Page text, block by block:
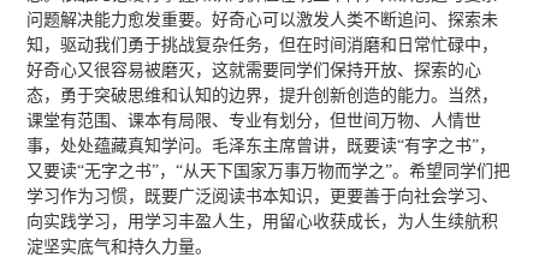
问题解决能力愈发重要。好奇心可以激发人类不断追问、探索未
知，驱动我们勇于挑战复杂任务，但在时间消磨和日常忙碌中，
好奇心又很容易被磨灭，这就需要同学们保持开放、探索的心
态，勇于突破思维和认知的边界，提升创新创造的能力。当然，
课堂有范围、课本有局限、专业有划分，但世间万物、人情世
事，处处蕴藏真知学问。毛泽东主席曾讲，既要读“有字之书”，
又要读“无字之书”，“从天下国家万事万物而学之”。希望同学们把
学习作为习惯，既要广泛阅读书本知识，更要善于向社会学习、
向实践学习，用学习丰盈人生，用留心收获成长，为人生续航积
淀坚实底气和持久力量。